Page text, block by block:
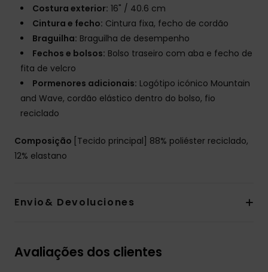
Costura exterior: 16" / 40.6 cm
Cintura e fecho: Cintura fixa, fecho de cordão
Braguilha: Braguilha de desempenho
Fechos e bolsos: Bolso traseiro com aba e fecho de
fita de velcro
Pormenores adicionais: Logótipo icónico Mountain
and Wave, cordão elástico dentro do bolso, fio
reciclado
Composição [Tecido principal] 88% poliéster reciclado,
12% elastano
Envio& Devoluciones
Avaliações dos clientes